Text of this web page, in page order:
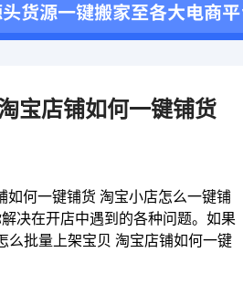
宝店铺如何一键铺货
如何一键铺货 淘宝小店怎么一键铺
决在开店中遇到的各种问题。如果
么批量上架宝贝 淘宝店铺如何一键